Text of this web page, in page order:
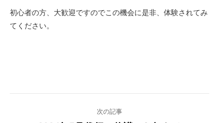
初心者の方、大歓迎ですのでこの機会に是非、体験されてみ
てください。
次の記事